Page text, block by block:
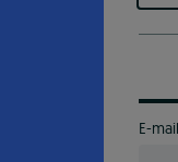
E-mail